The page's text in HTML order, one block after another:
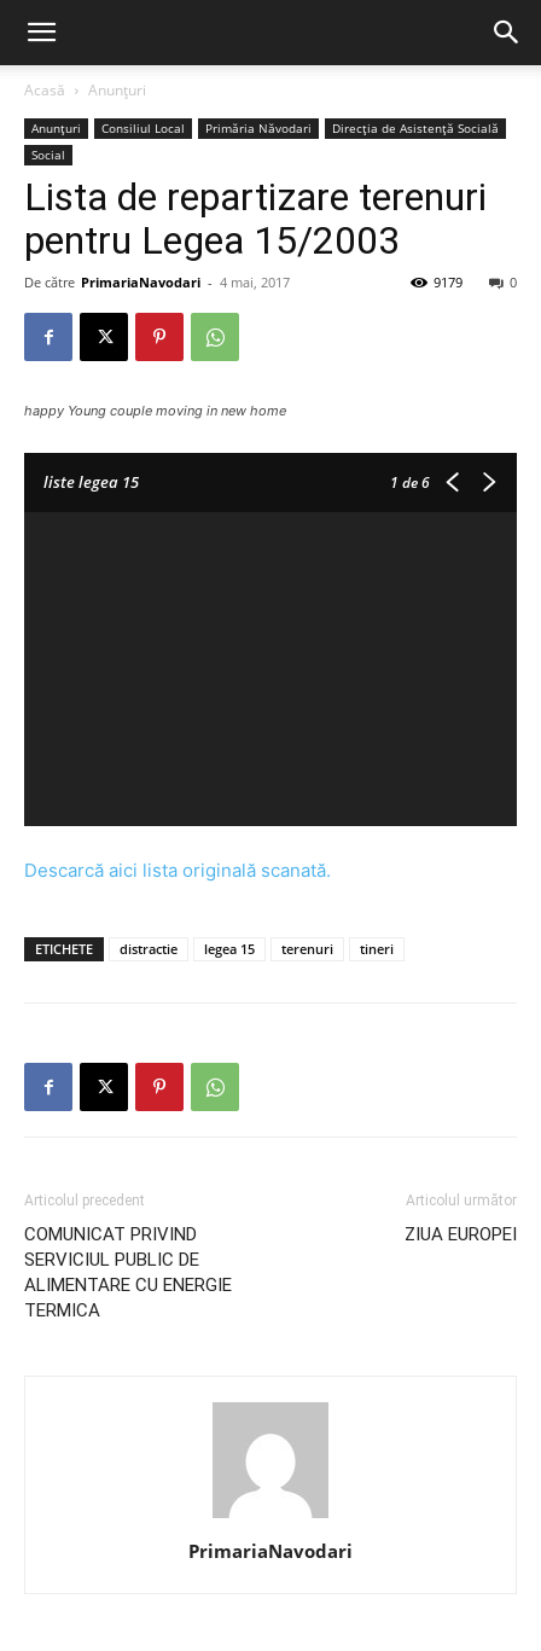
Acasă Anunțuri
Anunțuri Consiliul Local Primăria Năvodari
Direcția de Asistență Socială
Social
Lista de repartizare terenuri
pentru Legea 15/2003
De către PrimariaNavodari - 4 mai, 2017 0
9179
happy Young couple moving in new home
liste legea 15 1 de 6
Descarcă aici lista originală scanată.
ETICHETE distractie legea 15 terenuri tineri
Articolul precedent
COMUNICAT PRIVIND
SERVICIUL PUBLIC DE
ALIMENTARE CU ENERGIE
TERMICA
Articolul următor
ZIUA EUROPEI
PrimariaNavodari